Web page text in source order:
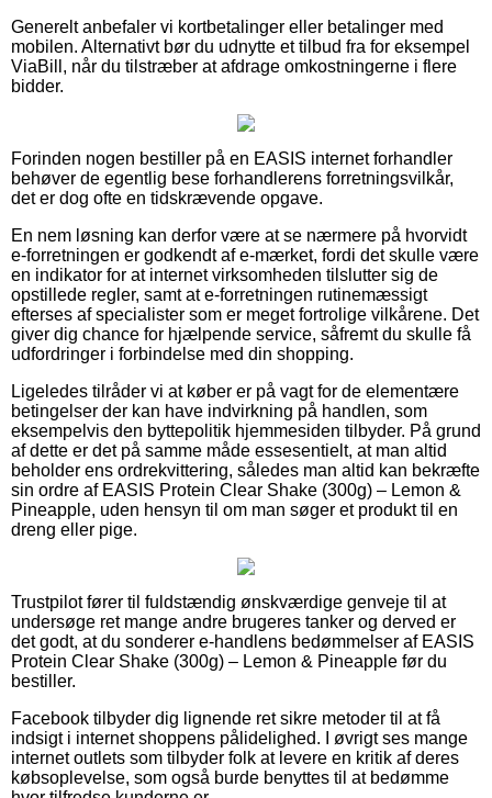
Generelt anbefaler vi kortbetalinger eller betalinger med
mobilen. Alternativt bør du udnytte et tilbud fra for eksempel
ViaBill, når du tilstræber at afdrage omkostningerne i flere
bidder.
Forinden nogen bestiller på en EASIS internet forhandler
behøver de egentlig bese forhandlerens forretningsvilkår,
det er dog ofte en tidskrævende opgave.
En nem løsning kan derfor være at se nærmere på hvorvidt
e-forretningen er godkendt af e-mærket, fordi det skulle være
en indikator for at internet virksomheden tilslutter sig de
opstillede regler, samt at e-forretningen rutinemæssigt
efterses af specialister som er meget fortrolige vilkårene. Det
giver dig chance for hjælpende service, såfremt du skulle få
udfordringer i forbindelse med din shopping.
Ligeledes tilråder vi at køber er på vagt for de elementære
betingelser der kan have indvirkning på handlen, som
eksempelvis den byttepolitik hjemmesiden tilbyder. På grund
af dette er det på samme måde essesentielt, at man altid
beholder ens ordrekvittering, således man altid kan bekræfte
sin ordre af EASIS Protein Clear Shake (300g) – Lemon &
Pineapple, uden hensyn til om man søger et produkt til en
dreng eller pige.
Trustpilot fører til fuldstændig ønskværdige genveje til at
undersøge ret mange andre brugeres tanker og derved er
det godt, at du sonderer e-handlens bedømmelser af EASIS
Protein Clear Shake (300g) – Lemon & Pineapple før du
bestiller.
Facebook tilbyder dig lignende ret sikre metoder til at få
indsigt i internet shoppens pålidelighed. I øvrigt ses mange
internet outlets som tilbyder folk at levere en kritik af deres
købsoplevelse, som også burde benyttes til at bedømme